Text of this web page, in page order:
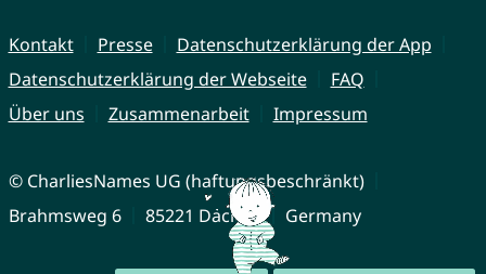
Kontakt Presse
Datenschutzerklärung der App
Datenschutzerklärung der Webseite
FAQ
Über uns
Zusammenarbeit Impressum
© CharliesNames UG (haftungsbeschränkt)
Brahmsweg 6
85221 Dachau Germany